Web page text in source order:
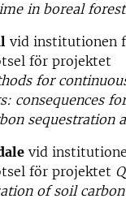
in boreal forest
vid institutionen
för projektet
for
consequences
sequestration
vid
för projektet
of soil